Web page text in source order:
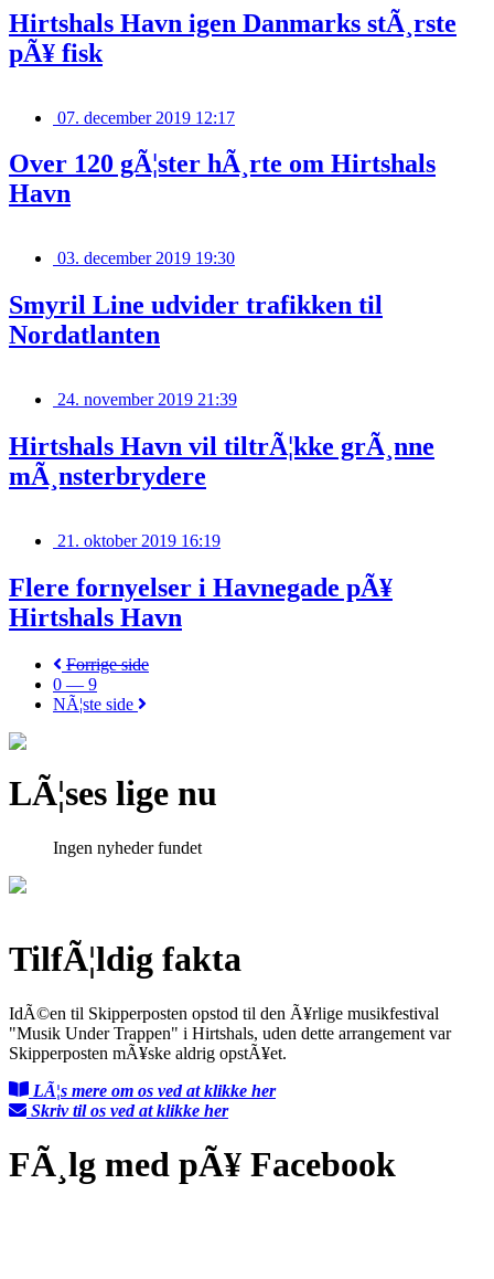
Hirtshals Havn igen Danmarks stÃ¸rste
pÃ¥ fisk
07. december 2019 12:17
Over 120 gÃ¦ster hÃ¸rte om Hirtshals
Havn
03. december 2019 19:30
Smyril Line udvider trafikken til
Nordatlanten
24. november 2019 21:39
Hirtshals Havn vil tiltrÃ¦kke grÃ¸nne
mÃ¸nsterbrydere
21. oktober 2019 16:19
Flere fornyelser i Havnegade pÃ¥
Hirtshals Havn
Forrige side
0 — 9
NÃ¦ste side
LÃ¦ses lige nu
Ingen nyheder fundet
TilfÃ¦ldig fakta
IdÃ©en til Skipperposten opstod til den Ã¥rlige musikfestival
"Musik Under Trappen" i Hirtshals, uden dette arrangement var
Skipperposten mÃ¥ske aldrig opstÃ¥et.
LÃ¦s mere om os ved at klikke her
Skriv til os ved at klikke her
FÃ¸lg med pÃ¥ Facebook